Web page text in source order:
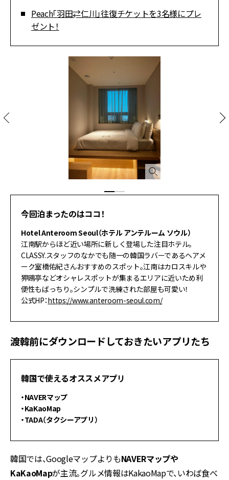
Peach「羽田⇄仁川」往復チケットを3名様にプレ
ゼント！
今回泊まったのはココ！
Hotel Anteroom Seoul（ホテル アンテルーム ソウル）
江南駅からほど近い場所に新しく登場した注目ホテル。
CLASSY.スタッフのなかでも随一の韓国ラバーであるヘアメ
ーク室橋佑紀さんおすすめのスポット。江南はカロスキルや
狎鴎亭などオシャレスポットが集まるエリアに近いため利
便性もばっちり。シンプルで洗練された部屋も可愛い！
公式HP：https://www.anteroom-seoul.com/
渡韓前にダウンロードしておきたいアプリたち
韓国で使えるオススメアプリ
・NAVERマップ
・KaKaoMap
・TADA（タクシーアプリ）
韓国では、GoogleマップよりもNAVERマップや
KaKaoMapが主流。グルメ情報はKakaoMapで、いわば食べ